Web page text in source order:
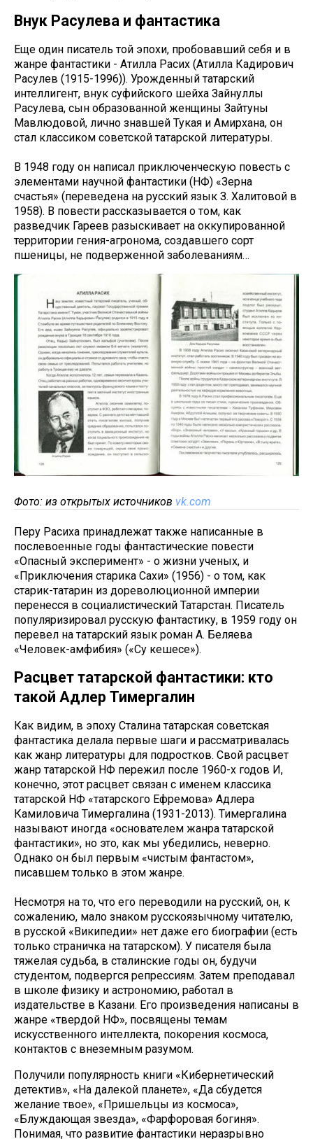
Внук Расулева и фантастика
Еще один писатель той эпохи, пробовавший себя и в
жанре фантастики - Атилла Расих (Атилла Кадирович
Расулев (1915-1996)). Урожденный татарский
интеллигент, внук суфийского шейха Зайнуллы
Расулева, сын образованной женщины Зайтуны
Мавлюдовой, лично знавшей Тукая и Амирхана, он
стал классиком советской татарской литературы.
В 1948 году он написал приключенческую повесть с
элементами научной фантастики (НФ) «Зерна
счастья» (переведена на русский язык З. Халитовой в
1958). В повести рассказывается о том, как
разведчик Гареев разыскивает на оккупированной
территории гения-агронома, создавшего сорт
пшеницы, не подверженной заболеваниям…
Фото: из открытых источников vk.com
Перу Расиха принадлежат также написанные в
послевоенные годы фантастические повести
«Опасный эксперимент» - о жизни ученых, и
«Приключения старика Сахи» (1956) - о том, как
старик-татарин из дореволюционной империи
перенесся в социалистический Татарстан. Писатель
популяризировал русскую фантастику, в 1959 году он
перевел на татарский язык роман А. Беляева
«Человек-амфибия» («Су кешесе»).
Расцвет татарской фантастики: кто
такой Адлер Тимергалин
Как видим, в эпоху Сталина татарская советская
фантастика делала первые шаги и рассматривалась
как жанр литературы для подростков. Свой расцвет
жанр татарской НФ пережил после 1960-х годов И,
конечно, этот расцвет связан с именем классика
татарской НФ «татарского Ефремова» Адлера
Камиловича Тимергалина (1931-2013). Тимергалина
называют иногда «основателем жанра татарской
фантастики», но это, как мы убедились, неверно.
Однако он был первым «чистым фантастом»,
писавшем только в этом жанре.
Несмотря на то, что его переводили на русский, он, к
сожалению, мало знаком русскоязычному читателю,
в русской «Википедии» нет даже его биографии (есть
только страничка на татарском). У писателя была
тяжелая судьба, в сталинские годы он, будучи
студентом, подвергся репрессиям. Затем преподавал
в школе физику и астрономию, работал в
издательстве в Казани. Его произведения написаны в
жанре «твердой НФ», посвящены темам
искусственного интеллекта, покорения космоса,
контактов с внеземным разумом.
Получили популярность книги «Кибернетический
детектив», «На далекой планете», «Да сбудется
желание твое», «Пришельцы из космоса»,
«Блуждающая звезда», «Фарфоровая богиня».
Понимая, что развитие фантастики неразрывно